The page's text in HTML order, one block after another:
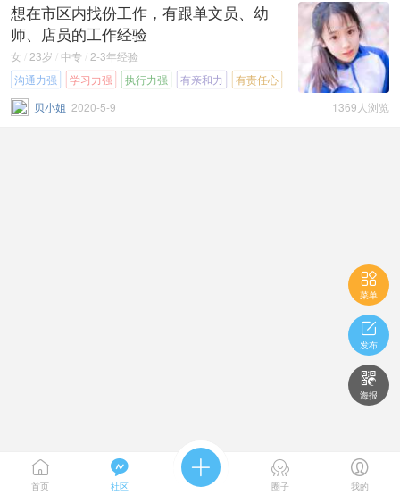
想在市区内找份工作，有跟单文员、幼
师、店员的工作经验
女 23岁 中专
2-3年经验
沟通力强
学习力强 执行力强 有亲和力
有责任心
能吃苦
开朗健谈 人脉广泛 1369人浏览
贝小姐 2020-5-9

菜单

发布

海报

首页

社区
 
圈子

我的